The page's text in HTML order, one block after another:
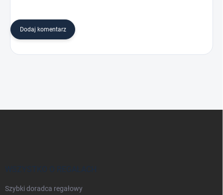
Dodaj komentarz
WSZYSTKO O REGAŁACH
Szybki doradca regałowy